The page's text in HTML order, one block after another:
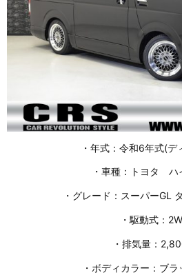
・年式：令和6年式(デ
・車種：トヨタ ハ
・グレード：スーパーGL
・駆動式：
・排気量：
・ボディカラー：ブラ